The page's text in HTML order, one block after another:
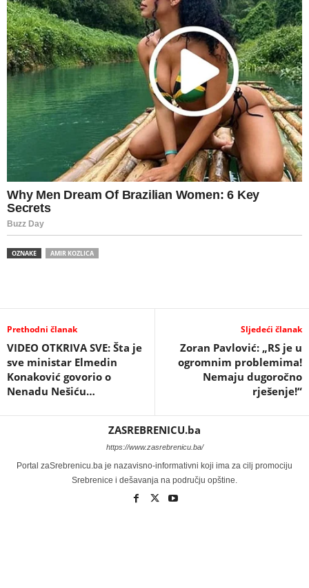
OZNAKE AMIR KOZLICA
Prethodni članak
VIDEO OTKRIVA SVE: Šta je
sve ministar Elmedin
Konaković govorio o
Nenadu Nešiću…
Sljedeći članak
Zoran Pavlović: „RS je u
ogromnim problemima!
Nemaju dugoročno
rješenje!“
ZASREBRENICU.ba
https://www.zasrebrenicu.ba/
Portal zaSrebrenicu.ba je nazavisno-informativni koji ima za cilj promociju
Srebrenice i dešavanja na području opštine.